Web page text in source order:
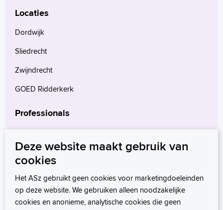
Locaties
Dordwijk
Sliedrecht
Zwijndrecht
GOED Ridderkerk
Professionals
Verwijzers
Wetenschappelijk onderzoek
Deze website maakt gebruik van
cookies
Het ASz gebruikt geen cookies voor marketingdoeleinden
op deze website. We gebruiken alleen noodzakelijke
cookies en anonieme, analytische cookies die geen